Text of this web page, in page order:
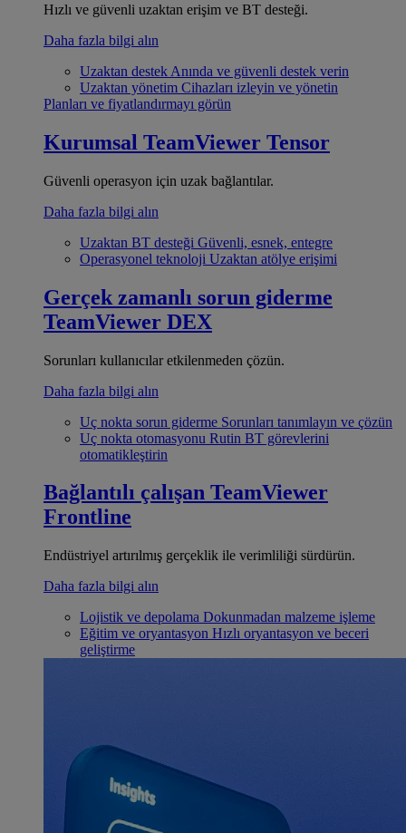
Hızlı ve güvenli uzaktan erişim ve BT desteği.
Daha fazla bilgi alın
Uzaktan destek Anında ve güvenli destek verin
Uzaktan yönetim Cihazları izleyin ve yönetin
Planları ve fiyatlandırmayı görün
Kurumsal TeamViewer Tensor
Güvenli operasyon için uzak bağlantılar.
Daha fazla bilgi alın
Uzaktan BT desteği Güvenli, esnek, entegre
Operasyonel teknoloji Uzaktan atölye erişimi
Gerçek zamanlı sorun giderme
TeamViewer DEX
Sorunları kullanıcılar etkilenmeden çözün.
Daha fazla bilgi alın
Uç nokta sorun giderme Sorunları tanımlayın ve çözün
Uç nokta otomasyonu Rutin BT görevlerini
otomatikleştirin
Bağlantılı çalışan TeamViewer
Frontline
Endüstriyel artırılmış gerçeklik ile verimliliği sürdürün.
Daha fazla bilgi alın
Lojistik ve depolama Dokunmadan malzeme işleme
Eğitim ve oryantasyon Hızlı oryantasyon ve beceri
geliştirme